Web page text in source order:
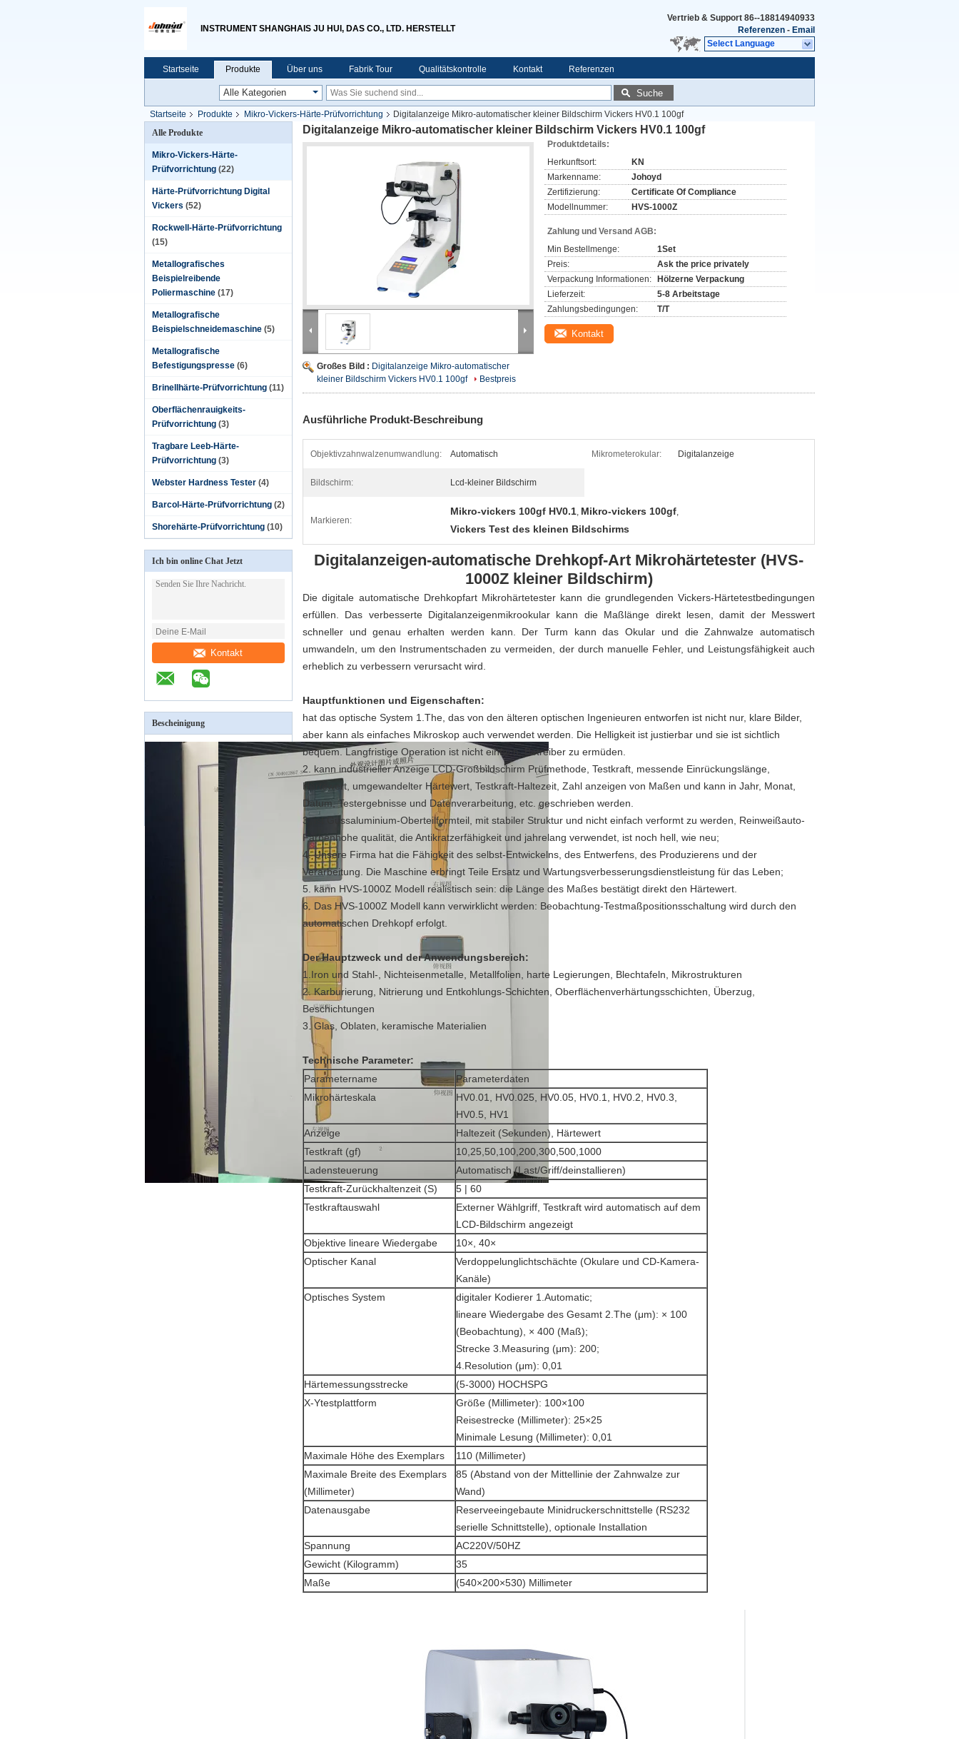
INSTRUMENT SHANGHAIS JU HUI, DAS CO., LTD. HERSTELLT
Vertrieb & Support 86--18814940933
Referenzen - Email
Select Language
Startseite Produkte Über uns Fabrik Tour Qualitätskontrolle Kontakt Referenzen
Suche
Startseite Produkte Mikro-Vickers-Härte-Prüfvorrichtung
Digitalanzeige Mikro-automatischer kleiner Bildschirm Vickers HV0.1 100gf
Alle Produkte
Mikro-Vickers-Härte-
Prüfvorrichtung (22)
Härte-Prüfvorrichtung Digital
Vickers (52)
Rockwell-Härte-Prüfvorrichtung
(15)
Metallografisches
Beispielreibende
Poliermaschine (17)
Metallografische
Beispielschneidemaschine (5)
Metallografische
Befestigungspresse (6)
Brinellhärte-Prüfvorrichtung (11)
Oberflächenrauigkeits-
Prüfvorrichtung (3)
Tragbare Leeb-Härte-
Prüfvorrichtung (3)
Webster Hardness Tester (4)
Barcol-Härte-Prüfvorrichtung (2)
Shorehärte-Prüfvorrichtung (10)
Ich bin online Chat Jetzt
Kontakt
Bescheinigung
Digitalanzeige Mikro-automatischer kleiner Bildschirm Vickers HV0.1 100gf
Großes Bild : Digitalanzeige Mikro-automatischer
kleiner Bildschirm Vickers HV0.1 100gf
Bestpreis
Produktdetails:
Herkunftsort:
KN
Markenname:
Johoyd
Zertifizierung:
Certificate Of Compliance
Modellnummer:
HVS-1000Z
Zahlung und Versand AGB:
Min Bestellmenge:
1Set
Preis:
Ask the price privately
Verpackung Informationen:
Hölzerne Verpackung
Lieferzeit:
5-8 Arbeitstage
Zahlungsbedingungen:
T/T
Kontakt
Ausführliche Produkt-Beschreibung
Objektivzahnwalzenumwandlung: Automatisch Mikrometerokular: Digitalanzeige
Bildschirm: Lcd-kleiner Bildschirm
Markieren:
Mikro-vickers 100gf HV0.1, Mikro-vickers 100gf,
Vickers Test des kleinen Bildschirms
Digitalanzeigen-automatische Drehkopf-Art Mikrohärtetester (HVS-
1000Z kleiner Bildschirm)
Die digitale automatische Drehkopfart Mikrohärtetester kann die grundlegenden Vickers-Härtetestbedingungen
erfüllen. Das verbesserte Digitalanzeigenmikrookular kann die Maßlänge direkt lesen, damit der Messwert
schneller und genau erhalten werden kann. Der Turm kann das Okular und die Zahnwalze automatisch
umwandeln, um den Instrumentschaden zu vermeiden, der durch manuelle Fehler, und Leistungsfähigkeit auch
erheblich zu verbessern verursacht wird.
Hauptfunktionen und Eigenschaften:
hat das optische System 1.The, das von den älteren optischen Ingenieuren entworfen ist nicht nur, klare Bilder,
aber kann als einfaches Mikroskop auch verwendet werden. Die Helligkeit ist justierbar und sie ist sichtlich
bequem. Langfristige Operation ist nicht einfach, Betreiber zu ermüden.
2. kann industrieller Anzeige LCD-Großbildschirm Prüfmethode, Testkraft, messende Einrückungslänge,
Härtewert, umgewandelter Härtewert, Testkraft-Haltezeit, Zahl anzeigen von Maßen und kann in Jahr, Monat,
Datum, Testergebnisse und Datenverarbeitung, etc. geschrieben werden.
3. ist Gussaluminium-Oberteilformteil, mit stabiler Struktur und nicht einfach verformt zu werden, Reinweißauto-
Farbenhohe qualität, die Antikratzerfähigkeit und jahrelang verwendet, ist noch hell, wie neu;
4. Unsere Firma hat die Fähigkeit des selbst-Entwickelns, des Entwerfens, des Produzierens und der
Verarbeitung. Die Maschine erbringt Teile Ersatz und Wartungsverbesserungsdienstleistung für das Leben;
5. kann HVS-1000Z Modell realistisch sein: die Länge des Maßes bestätigt direkt den Härtewert.
6. Das HVS-1000Z Modell kann verwirklicht werden: Beobachtung-Testmaßpositionsschaltung wird durch den
automatischen Drehkopf erfolgt.
Der Hauptzweck und der Anwendungsbereich:
1.Iron und Stahl-, Nichteisenmetalle, Metallfolien, harte Legierungen, Blechtafeln, Mikrostrukturen
2. Karburierung, Nitrierung und Entkohlungs-Schichten, Oberflächenverhärtungsschichten, Überzug,
Beschichtungen
3. Glas, Oblaten, keramische Materialien
Technische Parameter:
Parametername
Parameterdaten
Mikrohärteskala
HV0.01, HV0.025, HV0.05, HV0.1, HV0.2, HV0.3,
HV0.5, HV1
Anzeige
Haltezeit (Sekunden), Härtewert
Testkraft (gf)
10,25,50,100,200,300,500,1000
Ladensteuerung
Automatisch (Last/Griff/deinstallieren)
Testkraft-Zurückhaltenzeit (S)
5 | 60
Testkraftauswahl
Externer Wählgriff, Testkraft wird automatisch auf dem
LCD-Bildschirm angezeigt
Objektive lineare Wiedergabe
10×, 40×
Optischer Kanal
Verdoppelunglichtschächte (Okulare und CD-Kamera-
Kanäle)
Optisches System
digitaler Kodierer 1.Automatic;
lineare Wiedergabe des Gesamt 2.The (μm): × 100
(Beobachtung), × 400 (Maß);
Strecke 3.Measuring (μm): 200;
4.Resolution (μm): 0,01
Härtemessungsstrecke
(5-3000) HOCHSPG
X-Ytestplattform
Größe (Millimeter): 100×100
Reisestrecke (Millimeter): 25×25
Minimale Lesung (Millimeter): 0,01
Maximale Höhe des Exemplars
110 (Millimeter)
Maximale Breite des Exemplars
(Millimeter)
85 (Abstand von der Mittellinie der Zahnwalze zur
Wand)
Datenausgabe
Reserveeingebaute Minidruckerschnittstelle (RS232
serielle Schnittstelle), optionale Installation
Spannung
AC220V/50HZ
Gewicht (Kilogramm)
35
Maße
(540×200×530) Millimeter